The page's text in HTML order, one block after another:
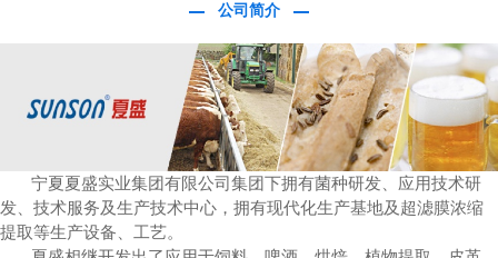
公司简介
宁夏夏盛实业集团有限公司集团下拥有菌种研发、应用技术研
发、技术服务及生产技术中心，拥有现代化生产基地及超滤膜浓缩
提取等生产设备、工艺。